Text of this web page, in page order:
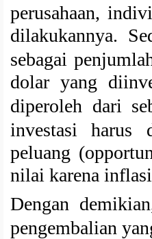
perusahaan,
dilakukannya.
sebagai
dolar yang
diperoleh dari
investasi harus
peluang
nilai karena
Dengan
pengembalian